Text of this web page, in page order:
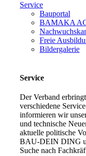
Service
Bauportal
BAMAKA AG
Freie
Bildergalerie
Service
Der Verband
verschiedene
informieren wir
und technische
aktuelle politische
BAU-DEIN DING
Suche nach